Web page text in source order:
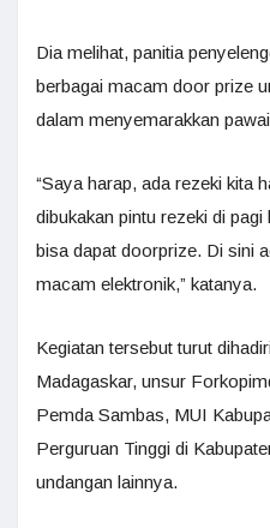
Dia melihat, panitia
berbagai macam door prize
dalam menyemarakkan pawai
“Saya harap, ada rezeki kita
dibukakan pintu rezeki di
bisa dapat doorprize. Di sini
macam elektronik,” katanya.
Kegiatan tersebut turut
Madagaskar, unsur
Pemda Sambas, MUI
Perguruan Tinggi di
undangan lainnya.